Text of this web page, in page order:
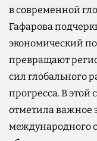
в современной
Гафарова
экономический
превращают
сил глобального
прогресса. В этой
отметила важное
международного